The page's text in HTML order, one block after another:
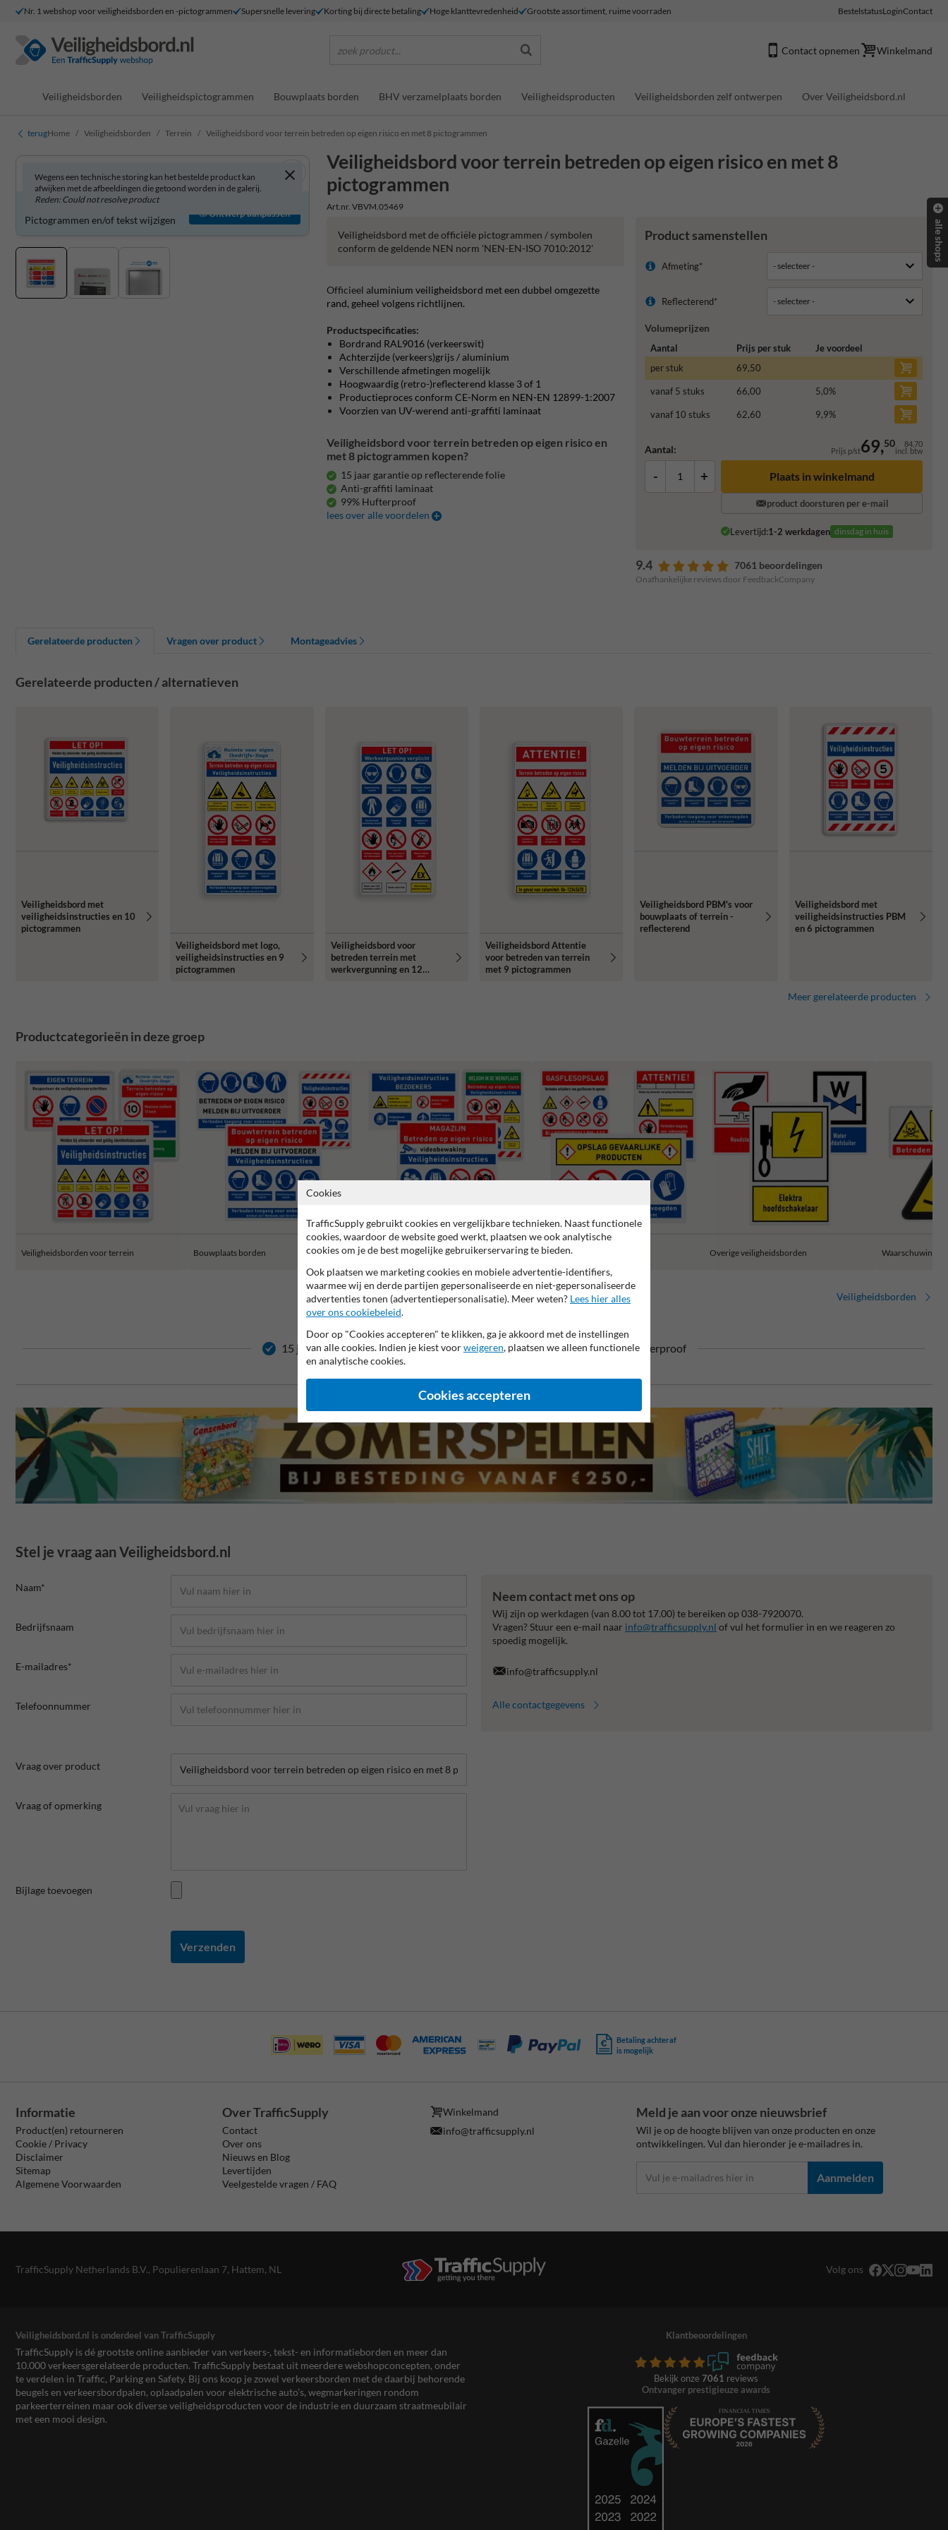
Nr. 1 webshop voor veiligheidsborden en -pictogrammen Supersnelle levering Korting bij directe betaling Hoge klanttevredenheid Grootste assortiment, ruime voorraden BestelstatusLoginContact
zoek product... Contact opnemen Winkelmand
Veiligheidsborden Veiligheidspictogrammen Bouwplaats borden BHV verzamelplaats borden Veiligheidsproducten Veiligheidsborden zelf ontwerpen Over Veiligheidsbord.nl
terugHome Veiligheidsborden Terrein Veiligheidsbord voor terrein betreden op eigen risico en met 8 pictogrammen
Veiligheidsbord voor terrein betreden op eigen risico en met 8
pictogrammen
Art.nr. VBVM.05469
Wegens een technische storing kan het bestelde product kan
afwijken met de afbeeldingen die getoond worden in de galerij.
Reden: Could not resolve product
Veiligheidsbord zelf aanpassen?
Pictogrammen en/of tekst wijzigen
Ontwerp aanpassen
Product samenstellen
Afmeting*
Reflecterend*
Volumeprijzen
Aantal Prijs per stuk
Je voordeel
per stuk
69,50
vanaf 5 stuks 66,00 5,0%
vanaf 10 stuks 62,60 9,9%
Aantal: Prijs p/st69,50 84,70
incl. btw
- + Plaats in winkelmand
product doorsturen per e-mail
Levertijd:1-2 werkdagen dinsdag in huis
9.4 7061 beoordelingen
Onafhankelijke reviews door FeedbackCompany
Veiligheidsbord met de officiële pictogrammen / symbolen
conform de geldende NEN norm 'NEN-EN-ISO 7010:2012'
Officieel aluminium veiligheidsbord met een dubbel omgezette
rand, geheel volgens richtlijnen.
Productspecificaties:
Bordrand RAL9016 (verkeerswit)
Achterzijde (verkeers)grijs / aluminium
Verschillende afmetingen mogelijk
Hoogwaardig (retro-)reflecterend klasse 3 of 1
Productieproces conform CE-Norm en NEN-EN 12899-1:2007
Voorzien van UV-werend anti-graffiti laminaat
Veiligheidsbord voor terrein betreden op eigen risico en
met 8 pictogrammen kopen?
15 jaar garantie op reflecterende folie
Anti-graffiti laminaat
99% Hufterproof
lees over alle voordelen
Gerelateerde producten Vragen over product Montageadvies
Gerelateerde producten / alternatieven
Veiligheidsbord met
veiligheidsinstructies en 10
pictogrammen
Veiligheidsbord met logo,
veiligheidsinstructies en 9
pictogrammen
Veiligheidsbord voor
betreden terrein met
werkvergunning en 12
Veiligheidsbord Attentie
voor betreden van terrein
met 9 pictogrammen
Veiligheidsbord PBM's voor
bouwplaats of terrein -
reflecterend
Veiligheidsbord met
veiligheidsinstructies PBM
en 6 pictogrammen
Meer gerelateerde producten
Productcategorieën in deze groep
Veiligheidsborden voor terrein Bouwplaats borden
Veiligheidsborden magazijn en
Veiligheidsborden opslag Overige veiligheidsborden
Veiligheidsborden
15 jaar garantie op reflecterende folie Anti-graffiti laminaat 99% Hufterproof
Stel je vraag aan Veiligheidsbord.nl
Naam*
Bedrijfsnaam
E-mailadres*
Telefoonnummer
Vraag over product
Vraag of opmerking
Bijlage toevoegen
Verzenden
Neem contact met ons op
Wij zijn op werkdagen (van 8.00 tot 17.00) te bereiken op 038-7920070.
Vragen? Stuur een e-mail naar info@trafficsupply.nl of vul het formulier in en we reageren zo
spoedig mogelijk.
info@trafficsupply.nl
Alle contactgegevens
Betaling achteraf
is mogelijk
Informatie
Product(en) retourneren
Cookie / Privacy
Disclaimer
Sitemap
Algemene Voorwaarden
Over TrafficSupply
Contact
Over ons
Nieuws en Blog
Levertijden
Veelgestelde vragen / FAQ
Winkelmand
info@trafficsupply.nl
Meld je aan voor onze nieuwsbrief
Wil je op de hoogte blijven van onze producten en onze
ontwikkelingen. Vul dan hieronder je e-mailadres in.
Aanmelden
TrafficSupply Netherlands B.V., Populierenlaan 7, Hattem, NL Volg ons
Veiligheidsbord.nl is onderdeel van TrafficSupply
TrafficSupply is dé grootste online aanbieder van verkeers-, tekst- en informatieborden en meer dan
10.000 verkeersgerelateerde producten. TrafficSupply bestaat uit meerdere webshopconcepten, onder
te verdelen in Traffic, Parking en Safety. Bij ons koop je zowel verkeersborden met de daarbij behorende
beugels en verkeersbordpalen, oplaadpalen voor elektrische auto’s, wegmarkeringen rondom
parkeerterreinen maar ook diverse veiligheidsproducten voor de industrie en duurzaam straatmeubilair
met een mooi design.
Klantbeoordelingen
Bekijk onze 7061 reviews
Ontvanger prestigieuze awards
alle shops
Cookies
TrafficSupply gebruikt cookies en vergelijkbare technieken. Naast functionele
cookies, waardoor de website goed werkt, plaatsen we ook analytische
cookies om je de best mogelijke gebruikerservaring te bieden.
Ook plaatsen we marketing cookies en mobiele advertentie-identifiers,
waarmee wij en derde partijen gepersonaliseerde en niet-gepersonaliseerde
advertenties tonen (advertentiepersonalisatie). Meer weten? Lees hier alles
over ons cookiebeleid.
Door op "Cookies accepteren" te klikken, ga je akkoord met de instellingen
van alle cookies. Indien je kiest voorweigeren, plaatsen we alleen functionele
en analytische cookies.
Cookies accepteren